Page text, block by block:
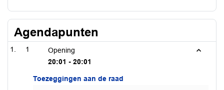
Agendapunten
1
Opening
20:01 - 20:01
Toezeggingen aan de raad